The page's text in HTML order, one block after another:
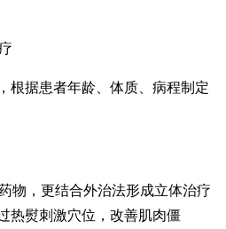
根据患者年龄、体质、病程制定
物，更结合外治法形成立体治疗
热熨刺激穴位，改善肌肉僵